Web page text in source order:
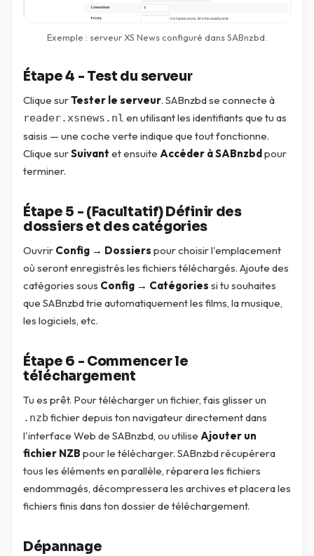
Exemple : serveur XS News configuré dans SABnzbd.
Étape 4 - Test du serveur
Clique surTester le serveur. SABnzbd se connecte à
reader.xsnews.nl en utilisant les identifiants que tu as
saisis — une coche verte indique que tout fonctionne.
Clique surSuivant et ensuite Accéder à SABnzbdpour
terminer.
Étape 5 - (Facultatif) Définir des
dossiers et des catégories
Ouvrir Config → Dossiers pour choisir l'emplacement
où seront enregistrés les fichiers téléchargés. Ajoute des
catégories sous Config → Catégories si tu souhaites
que SABnzbd trie automatiquement les films, la musique,
les logiciels, etc.
Étape 6 - Commencer le
téléchargement
Tu es prêt. Pour télécharger un fichier, fais glisser un
.nzb fichier depuis ton navigateur directement dans
l'interface Web de SABnzbd, ou utilise Ajouter un
fichier NZB pour le télécharger. SABnzbd récupérera
tous les éléments en parallèle, réparera les fichiers
endommagés, décompressera les archives et placera les
fichiers finis dans ton dossier de téléchargement.
Dépannage